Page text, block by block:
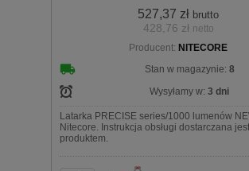
527,37 zł brutto
428,76 zł netto
Producent: NITECORE
Stan w magazynie: 8
Wysyłamy w: 3 dni
Latarka PRECISE series/1000 lumenów
Nitecore. Instrukcja obsługi dostarczana
produktem.